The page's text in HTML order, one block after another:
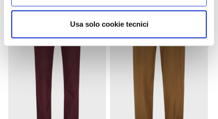
Usa solo cookie tecnici